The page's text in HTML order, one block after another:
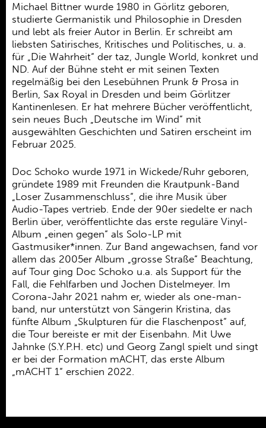
Michael Bittner wurde 1980 in Görlitz geboren,
studierte Germanistik und Philosophie in Dresden
und lebt als freier Autor in Berlin. Er schreibt am
liebsten Satirisches, Kritisches und Politisches, u. a.
für „Die Wahrheit“ der taz, Jungle World, konkret und
ND. Auf der Bühne steht er mit seinen Texten
regelmäßig bei den Lesebühnen Prunk & Prosa in
Berlin, Sax Royal in Dresden und beim Görlitzer
Kantinenlesen. Er hat mehrere Bücher veröffentlicht,
sein neues Buch „Deutsche im Wind“ mit
ausgewählten Geschichten und Satiren erscheint im
Februar 2025.
Doc Schoko wurde 1971 in Wickede/Ruhr geboren,
gründete 1989 mit Freunden die Krautpunk-Band
„Loser Zusammenschluss“, die ihre Musik über
Audio-Tapes vertrieb. Ende der 90er siedelte er nach
Berlin über, veröffentlichte das erste reguläre Vinyl-
Album „einen gegen“ als Solo-LP mit
Gastmusiker*innen. Zur Band angewachsen, fand vor
allem das 2005er Album „grosse Straße“ Beachtung,
auf Tour ging Doc Schoko u.a. als Support für the
Fall, die Fehlfarben und Jochen Distelmeyer. Im
Corona-Jahr 2021 nahm er, wieder als one-man-
band, nur unterstützt von Sängerin Kristina, das
fünfte Album „Skulpturen für die Flaschenpost“ auf,
die Tour bereiste er mit der Eisenbahn. Mit Uwe
Jahnke (S.Y.P.H. etc) und Georg Zangl spielt und singt
er bei der Formation mACHT, das erste Album
„mACHT 1“ erschien 2022.